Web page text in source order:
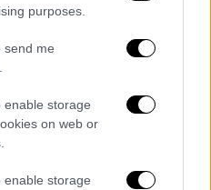
purposes.
send me
enable storage
on web or
enable storage